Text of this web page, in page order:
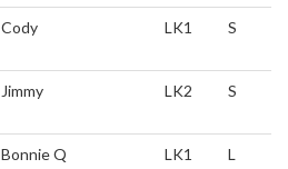
Cody LK1 S
Jimmy LK2 S
Bonnie Q LK1 L